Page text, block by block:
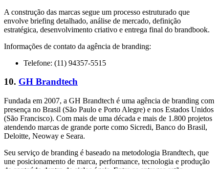
A construção das marcas segue um processo estruturado que
envolve briefing detalhado, análise de mercado, definição
estratégica, desenvolvimento criativo e entrega final do brandbook.
Informações de contato da agência de branding:
Telefone: (11) 94357-5515
10. GH Brandtech
Fundada em 2007, a GH Brandtech é uma agência de branding com
presença no Brasil (São Paulo e Porto Alegre) e nos Estados Unidos
(São Francisco). Com mais de uma década e mais de 1.800 projetos
atendendo marcas de grande porte como Sicredi, Banco do Brasil,
Deloitte, Neoway e Seara.
Seu serviço de branding é baseado na metodologia Brandtech, que
une posicionamento de marca, performance, tecnologia e produção